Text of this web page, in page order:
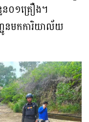
០១គ្រឿង។
ជូនមកការិយាល័យ